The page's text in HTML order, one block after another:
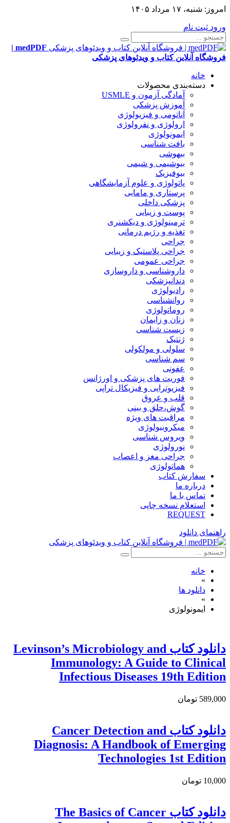
امروز: شنبه، ۱۷ مرداد ۱۴۰۵
ورود ثبت نام
medPDF |
فروشگاه آنلاین کتاب و ویدئوهای پزشکی
خانه
دسته‌بندی محصولات
آمادگی آزمون و USMLE
آموزش پزشکی
آناتومی و فیزیولوژی
ارولوژی و نفرولوژی
ایمونولوژی
بافت شناسی
بیهوشی
بیوشیمی و شیمی
بیوفیزیک
پاتولوژی و علوم آزمایشگاهی
پرستاری و مامایی
پزشکی داخلی
پوست و زیبایی
ترمینولوژی و دیکشنری
تغذیه و رژیم درمانی
جراحی
جراحی پلاستیک و زیبایی
جراحی عمومی
داروشناسی و داروسازی
دندانپزشکی
رادیولوژی
روانشناسی
روماتولوژی
زنان و زایمان
زیست شناسی
ژنتیک
سلولی و مولکولی
سم شناسی
عفونی
فوریت های پزشکی و اورژانس
فیزیوتراپی و فیزیکال تراپی
قلب و عروق
گوش،حلق و بینی
مراقبت های ویژه
میکروبیولوژی
ویروس شناسی
نورولوژی
جراحی مغز و اعصاب
هماتولوژی
سفارش کتاب
درباره ما
تماس با ما
استعلام نسخه چاپی
REQUEST
راهنمای دانلود
خانه
»
دانلود ها
»
ایمونولوژی
دانلود كتاب Levinson’s Microbiology and
Immunology: A Guide to Clinical
Infectious Diseases 19th Edition
589,000 تومان
دانلود کتاب Cancer Detection and
Diagnosis: A Handbook of Emerging
Technologies 1st Edition
10,000 تومان
دانلود کتاب The Basics of Cancer